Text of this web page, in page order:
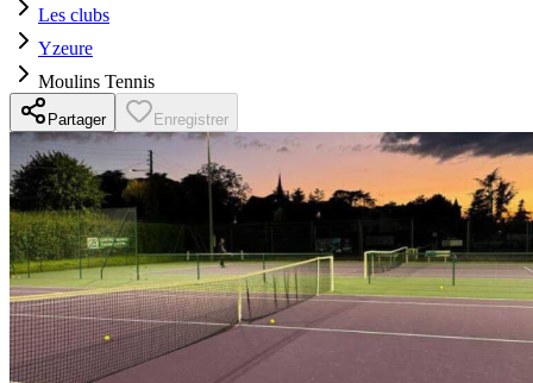
Les clubs
Yzeure
Moulins Tennis
Partager Enregistrer